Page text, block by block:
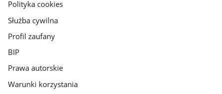
Polityka cookies
Służba cywilna
Profil zaufany
BIP
Prawa autorskie
Warunki korzystania